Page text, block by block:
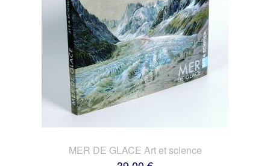
MER DE GLACE Art et science